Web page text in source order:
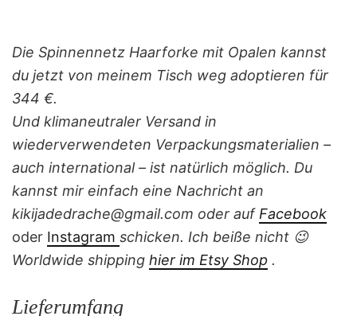
Die Spinnennetz Haarforke mit Opalen kannst
du jetzt von meinem Tisch weg adoptieren für
344 €.
Und klimaneutraler Versand in
wiederverwendeten Verpackungsmaterialien –
auch international – ist natürlich möglich. Du
kannst mir einfach eine Nachricht an
kikijadedrache@gmail.com oder auf Facebook
oder Instagram schicken. Ich beiße nicht 😉
Worldwide shipping hier im Etsy Shop .
Lieferumfang